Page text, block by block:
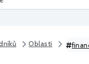
Oblasti